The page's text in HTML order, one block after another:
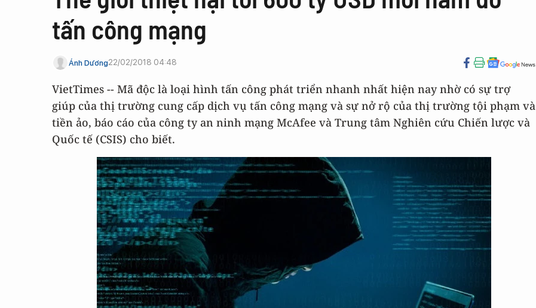
tấn công mạng
Ánh Dương22/02/2018 04:48
VietTimes -- Mã độc là loại hình tấn công phát triển nhanh nhất hiện nay nhờ có sự trợ
giúp của thị trường cung cấp dịch vụ tấn công mạng và sự nở rộ của thị trường tội phạm và
tiền ảo, báo cáo của công ty an ninh mạng McAfee và Trung tâm Nghiên cứu Chiến lược và
Quốc tế (CSIS) cho biết.